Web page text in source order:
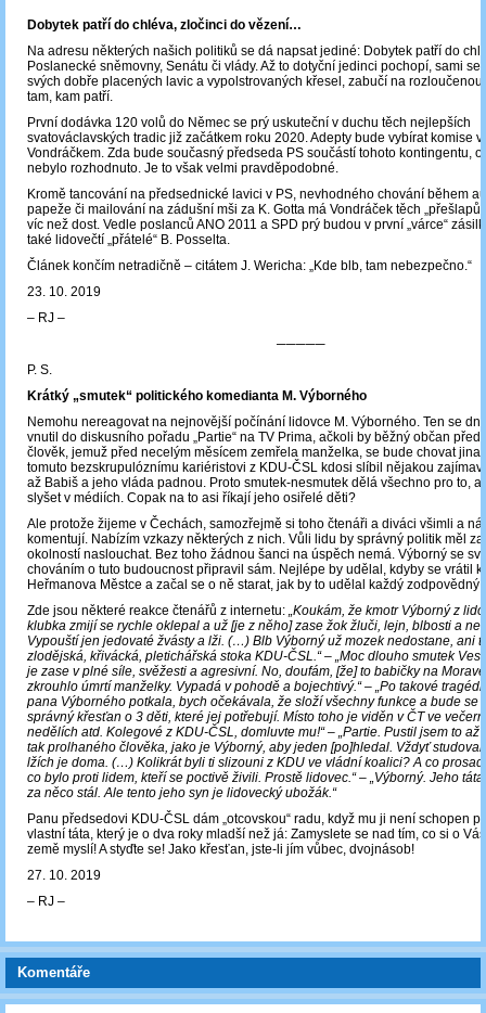
Dobytek patří do chléva, zločinci do vězení…
Na adresu některých našich politiků se dá napsat jediné: Dobytek patří do
Poslanecké sněmovny, Senátu či vlády. Až to dotyční jedinci pochopí, sami se
svých dobře placených lavic a vypolstrovaných křesel, zabučí na
tam, kam patří.
První dodávka 120 volů do Němec se prý uskuteční v duchu těch nejlepších
svatováclavských tradic již začátkem roku 2020. Adepty bude vybírat komise v
Vondráčkem. Zda bude současný předseda PS součástí tohoto kontingentu, o
nebylo rozhodnuto. Je to však velmi pravděpodobné.
Kromě tancování na předsednické lavici v PS, nevhodného chování během
papeže či mailování na zádušní mši za K. Gotta má Vondráček těch
víc než dost. Vedle poslanců ANO 2011 a SPD prý budou v první „várce“
také lidovečtí „přátelé“ B. Posselta.
Článek končím netradičně – citátem J. Wericha: „Kde blb, tam nebezpečno.“
23. 10. 2019
‒ RJ ‒
─────
P. S.
Krátký „smutek“ politického komedianta M. Výborného
Nemohu nereagovat na nejnovější počínání lidovce M. Výborného. Ten se
vnutil do diskusního pořadu „Partie“ na TV Prima, ačkoli by běžný občan
člověk, jemuž před necelým měsícem zemřela manželka, se bude chovat
tomuto bezskrupulóznímu kariéristovi z KDU-ČSL kdosi slíbil nějakou
až Babiš a jeho vláda padnou. Proto smutek-nesmutek dělá všechno pro to,
slyšet v médiích. Copak na to asi říkají jeho osiřelé děti?
Ale protože žijeme v Čechách, samozřejmě si toho čtenáři a diváci všimli a
komentují. Nabízím vzkazy některých z nich. Vůli lidu by správný politik měl
okolností naslouchat. Bez toho žádnou šanci na úspěch nemá. Výborný se
chováním o tuto budoucnost připravil sám. Nejlépe by udělal, kdyby se vrátil k
Heřmanova Městce a začal se o ně starat, jak by to udělal každý zodpovědný
Zde jsou některé reakce čtenářů z internetu: „Koukám, že kmotr Výborný z
klubka zmijí se rychle oklepal a už [je z něho] zase žok žluči, lejn, blbosti a
Vypouští jen jedovaté žvásty a lži. (…) Blb Výborný už mozek nedostane, ani
zlodějská, křivácká, pletichářská stoka KDU-ČSL.“ – „Moc dlouho smutek
je zase v plné síle, svěžesti a agresivní. No, doufám, [že] to babičky na
zkrouhlo úmrtí manželky. Vypadá v pohodě a bojechtivý.“ – „Po takové
pana Výborného potkala, bych očekávala, že složí všechny funkce a bude se
správný křesťan o 3 děti, které jej potřebují. Místo toho je viděn v ČT ve
nedělích atd. Kolegové z KDU-ČSL, domluvte mu!“ – „Partie. Pustil jsem to až
tak prolhaného člověka, jako je Výborný, aby jeden [po]hledal. Vždyť
lžích je doma. (…) Kolikrát byli ti slizouni z KDU ve vládní koalici? A co
co bylo proti lidem, kteří se poctivě živili. Prostě lidovec.“ – „Výborný. Jeho
za něco stál. Ale tento jeho syn je lidovecký ubožák.“
Panu předsedovi KDU-ČSL dám „otcovskou“ radu, když mu ji není schopen
vlastní táta, který je o dva roky mladší než já: Zamyslete se nad tím, co si o
země myslí! A styďte se! Jako křesťan, jste-li jím vůbec, dvojnásob!
27. 10. 2019
‒ RJ ‒
Komentáře